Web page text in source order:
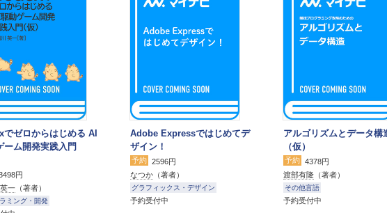
でゼロからはじめる AI
ーム開発実践入門
円
一 （著者）
ミング・開発
Adobe Expressではじめてデ
ザイン！
予約 2596円
なつか （著者）
グラフィックス・デザイン
予約受付中
アルゴリズムとデータ構
（仮）
予約 4378円
渡部有隆 （著者）
その他言語
予約受付中